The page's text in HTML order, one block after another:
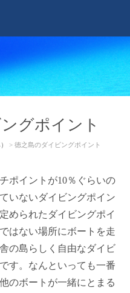
グポイント
> 徳之島のダイビングポイント
ポイントが10％ぐらいの
いないダイビングポイン
められたダイビングポイ
はない場所にボートを走
の島らしく自由なダイビ
す。なんといっても一番
のボートが一緒にとまる